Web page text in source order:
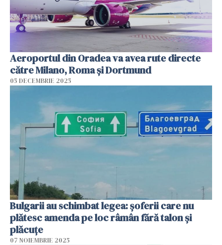
Aeroportul din Oradea va avea rute directe
către Milano, Roma şi Dortmund
05 DECEMBRIE 2025
Bulgarii au schimbat legea: șoferii care nu
plătesc amenda pe loc râmân fără talon și
plăcuțe
07 NOIEMBRIE 2025